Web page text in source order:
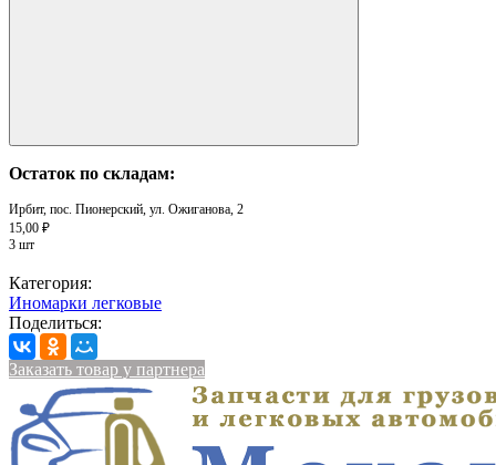
Остаток по складам:
Ирбит, пос. Пионерский, ул. Ожиганова, 2
15,00 ₽
3 шт
Категория:
Иномарки легковые
Поделиться:
Заказать товар у партнера